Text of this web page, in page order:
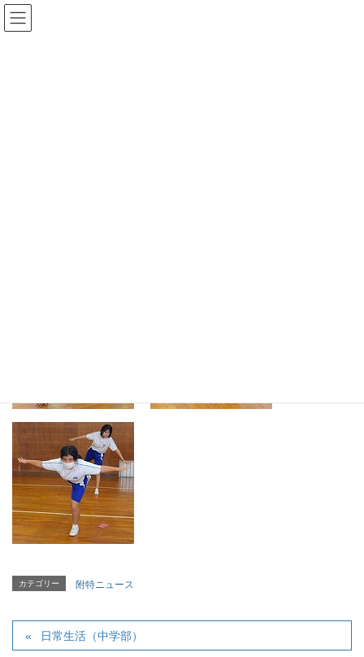
カテゴリー 附特ニュース
日常生活（中学部）